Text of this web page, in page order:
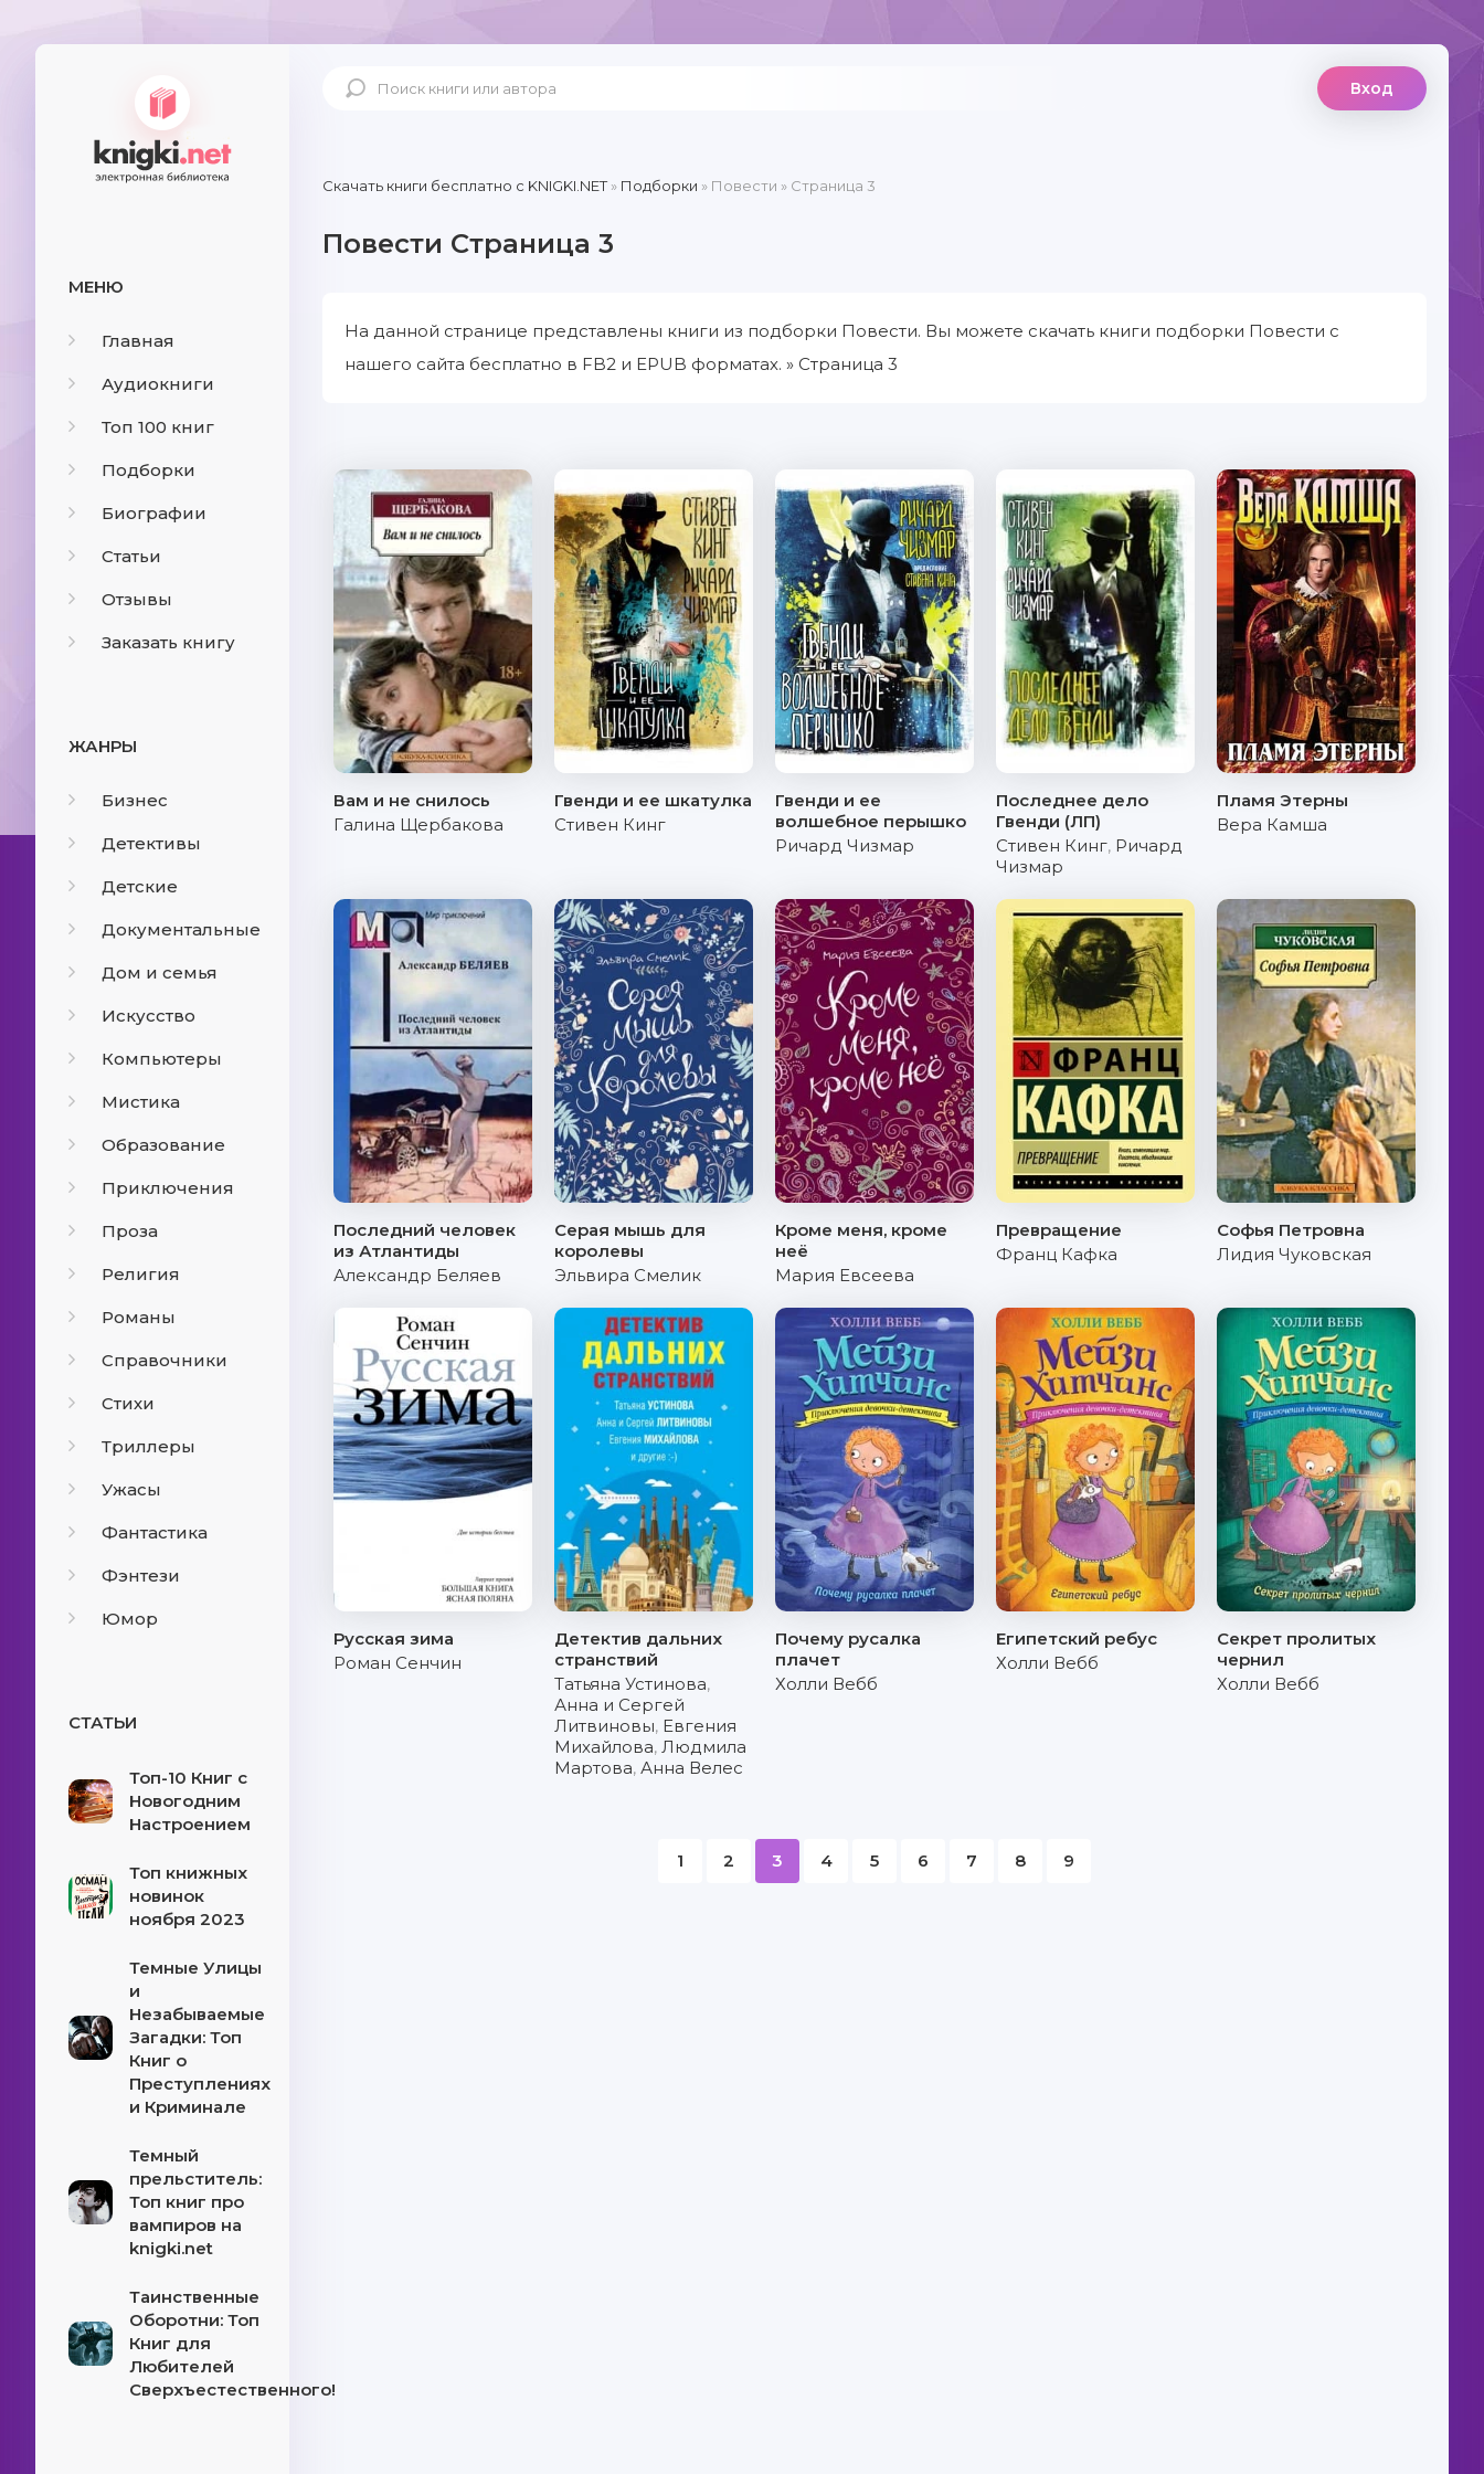
МЕНЮ
Главная
Аудиокниги
Топ 100 книг
Подборки
Биографии
Статьи
Отзывы
Заказать книгу
ЖАНРЫ
Бизнес
Детективы
Детские
Документальные
Дом и семья
Искусство
Компьютеры
Мистика
Образование
Приключения
Проза
Религия
Романы
Справочники
Стихи
Триллеры
Ужасы
Фантастика
Фэнтези
Юмор
СТАТЬИ
Топ-10 Книг с
Новогодним
Настроением
Топ книжных
новинок
ноября 2023
Темные Улицы
и
Незабываемые
Загадки: Топ
Книг о
Преступлениях
и Криминале
Темный
прельститель:
Топ книг про
вампиров на
knigki.net
Таинственные
Оборотни: Топ
Книг для
Любителей
Сверхъестественного!
Вход
Скачать книги бесплатно c KNIGKI.NET» Подборки » Повести » Страница 3
Повести Страница 3
На данной странице представлены книги из подборки Повести. Вы можете скачать книги подборки Повести с
нашего сайта бесплатно в FB2 и EPUB форматах. » Страница 3
Вам и не снилось
Галина Щербакова
Гвенди и ее шкатулка
Стивен Кинг
Гвенди и ее
волшебное перышко
Ричард Чизмар
Последнее дело
Гвенди (ЛП)
Стивен Кинг, Ричард
Чизмар
Пламя Этерны
Вера Камша
Последний человек
из Атлантиды
Александр Беляев
Серая мышь для
королевы
Эльвира Смелик
Кроме меня, кроме
неё
Мария Евсеева
Превращение
Франц Кафка
Софья Петровна
Лидия Чуковская
Русская зима
Роман Сенчин
Детектив дальних
странствий
Татьяна Устинова,
Анна и Сергей
Литвиновы, Евгения
Михайлова, Людмила
Мартова, Анна Велес
Почему русалка
плачет
Холли Вебб
Египетский ребус
Холли Вебб
Секрет пролитых
чернил
Холли Вебб
1 2 3 4 5 6 7 8 9